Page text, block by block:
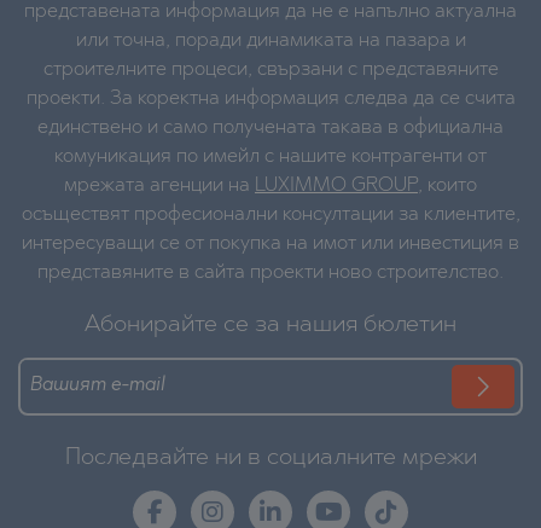
представената информация да не е напълно актуална
или точна, поради динамиката на пазара и
строителните процеси, свързани с представяните
проекти. За коректна информация следва да се счита
единствено и само получената такава в официална
комуникация по имейл с нашите контрагенти от
мрежата агенции на LUXIMMO GROUP, които
осъществят професионални консултации за клиентите,
интересуващи се от покупка на имот или инвестиция в
представяните в сайта проекти ново строителство.
Абонирайте се за нашия бюлетин
Последвайте ни в социалните мрежи